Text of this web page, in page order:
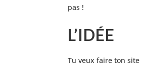
pas !
L’IDÉE
Tu veux faire ton